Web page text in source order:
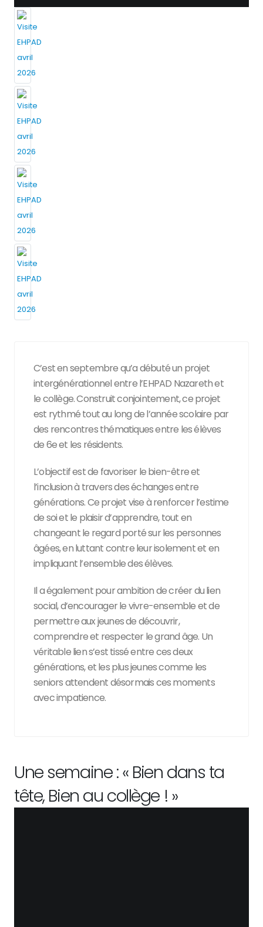
C’est en septembre qu’a débuté un projet
intergénérationnel entre l’EHPAD Nazareth et
le collège. Construit conjointement, ce projet
est rythmé tout au long de l’année scolaire par
des rencontres thématiques entre les élèves
de 6e et les résidents.
L’objectif est de favoriser le bien-être et
l’inclusion à travers des échanges entre
générations. Ce projet vise à renforcer l’estime
de soi et le plaisir d’apprendre, tout en
changeant le regard porté sur les personnes
âgées, en luttant contre leur isolement et en
impliquant l’ensemble des élèves.
Il a également pour ambition de créer du lien
social, d’encourager le vivre-ensemble et de
permettre aux jeunes de découvrir,
comprendre et respecter le grand âge. Un
véritable lien s’est tissé entre ces deux
générations, et les plus jeunes comme les
seniors attendent désormais ces moments
avec impatience.
Une semaine : « Bien dans ta
tête, Bien au collège ! »